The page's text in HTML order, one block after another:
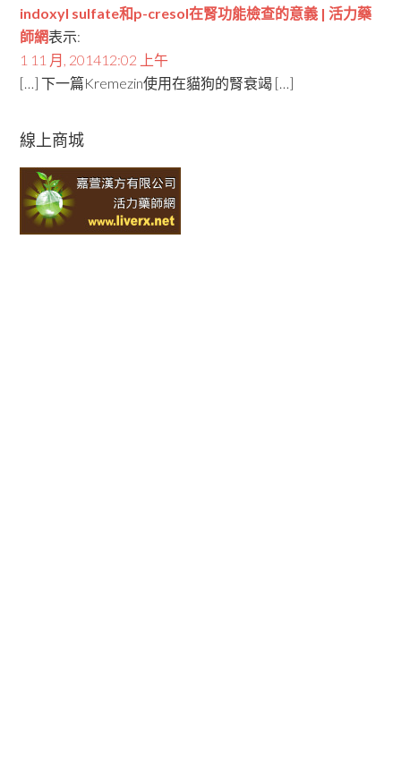
indoxyl sulfate和p-cresol在腎功能檢查的意義 | 活力藥
師網表示:
1 11 月, 201412:02 上午
[…] 下一篇Kremezin使用在貓狗的腎衰竭 […]
線上商城